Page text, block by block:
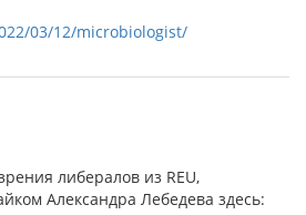
03/12/microbiologist/
либералов из REU,
Александра Лебедева здесь: